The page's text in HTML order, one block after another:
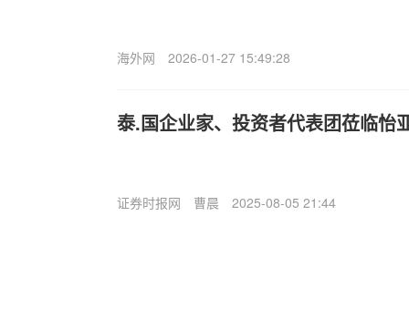
海外网 2026-01-27 15:49:28
泰.国企业家、投资者代表团莅临怡
证券时报网 曹晨 2025-08-05 21:44